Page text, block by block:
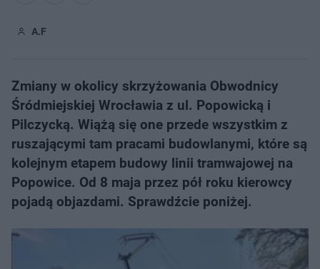
A.F
Zmiany w okolicy skrzyżowania Obwodnicy
Śródmiejskiej Wrocławia z ul. Popowicką i
Pilczycką. Wiążą się one przede wszystkim z
ruszającymi tam pracami budowlanymi, które są
kolejnym etapem budowy linii tramwajowej na
Popowice. Od 8 maja przez pół roku kierowcy
pojadą objazdami. Sprawdźcie poniżej.